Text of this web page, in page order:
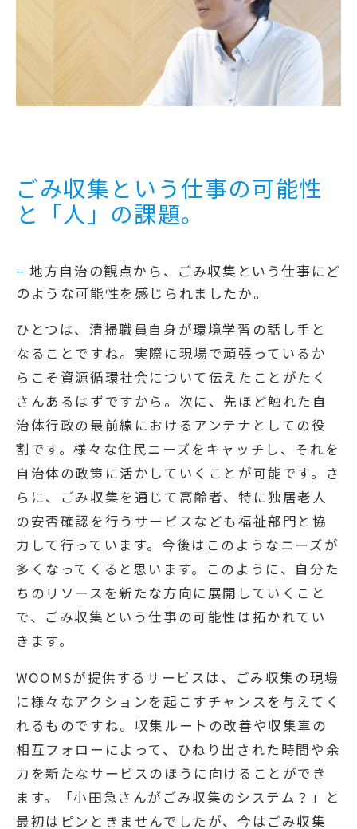
ごみ収集という仕事の可能性
と「人」の課題。
– 地方自治の観点から、ごみ収集という仕事にど
のような可能性を感じられましたか。
ひとつは、清掃職員自身が環境学習の話し手と
なることですね。実際に現場で頑張っているか
らこそ資源循環社会について伝えたことがたく
さんあるはずですから。次に、先ほど触れた自
治体行政の最前線におけるアンテナとしての役
割です。様々な住民ニーズをキャッチし、それを
自治体の政策に活かしていくことが可能です。さ
らに、ごみ収集を通じて高齢者、特に独居老人
の安否確認を行うサービスなども福祉部門と協
力して行っています。今後はこのようなニーズが
多くなってくると思います。このように、自分た
ちのリソースを新たな方向に展開していくこと
で、ごみ収集という仕事の可能性は拓かれてい
きます。
WOOMSが提供するサービスは、ごみ収集の現場
に様々なアクションを起こすチャンスを与えてく
れるものですね。収集ルートの改善や収集車の
相互フォローによって、ひねり出された時間や余
力を新たなサービスのほうに向けることができ
ます。「小田急さんがごみ収集のシステム？」と
最初はピンときませんでしたが、今はごみ収集